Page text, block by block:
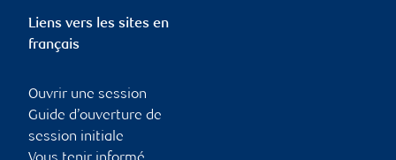
Liens vers les sites en
français
Ouvrir une session
Guide d’ouverture de
session initiale